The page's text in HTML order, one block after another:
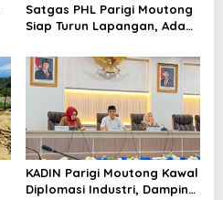
Satgas PHL Parigi Moutong
Siap Turun Lapangan, Ada
KADIN Parigi Moutong Kawal
Diplomasi Industri, Dampingi